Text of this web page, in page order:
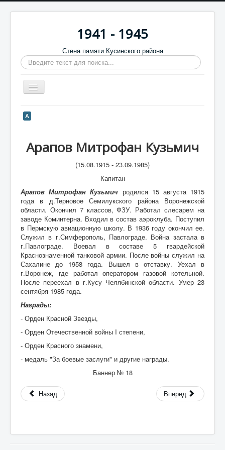
1941 - 1945
Стена памяти Кусинского района
Искать...
Включить/
выключить
Главная
Баннеры
Обратная связь
Отзывы
А
Б
В
Г
Е
Ж
З
К
Л
Н
А
Арапов Митрофан Кузьмич
(15.08.1915 - 23.09.1985)
Капитан
Арапов Митрофан Кузьмич родился 15 августа 1915
года в д.Терновое Семилукского района Воронежской
области. Окончил 7 классов, ФЗУ. Работал слесарем на
заводе Коминтерна. Входил в состав аэроклуба. Поступил
в Пермскую авиационную школу. В 1936 году окончил ее.
Служил в г.Симферополь, Павлограде. Война застала в
г.Павлограде. Воевал в составе 5 гвардейской
Краснознаменной танковой армии. После войны служил на
Сахалине до 1958 года. Вышел в отставку. Уехал в
г.Воронеж, где работал оператором газовой котельной.
После переехал в г.Кусу Челябинской области. Умер 23
сентября 1985 года.
Награды:
- Орден Красной Звезды,
- Орден Отечественной войны I степени,
- Орден Красного знамени,
- медаль "За боевые заслуги" и другие награды.
Баннер № 18
Назад Вперед